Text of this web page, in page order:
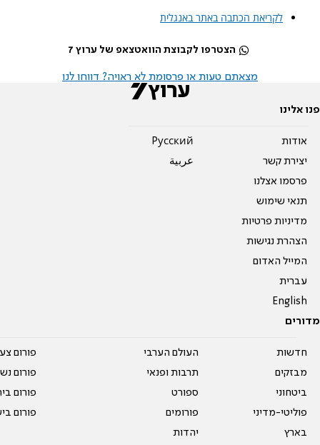
לקריאת הכתבה באתר באנגלית
הצטרפו לקבוצת הוואטצאפ של ערוץ 7
מצאתם טעות או פרסומת לא ראויה? דווחו לנו
פנו אלינו
אודות
יצירת קשר
פרסמו אצלנו
תנאי שימוש
מדיניות פרטיות
הצהרת נגישות
המייל האדום
עברית
English
Pусский
عربية
מדורים
חדשות
מבזקים
ביטחוני
פוליטי-מדיני
בארץ
העולם הערבי
תרבות ופנאי
ספורט
פורומים
יהדות
פורום
פורום
פורום
פורום